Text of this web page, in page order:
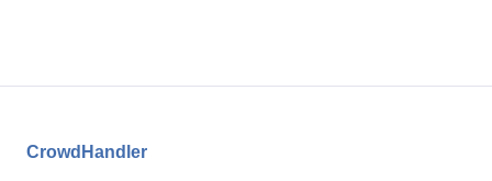
CrowdHandler